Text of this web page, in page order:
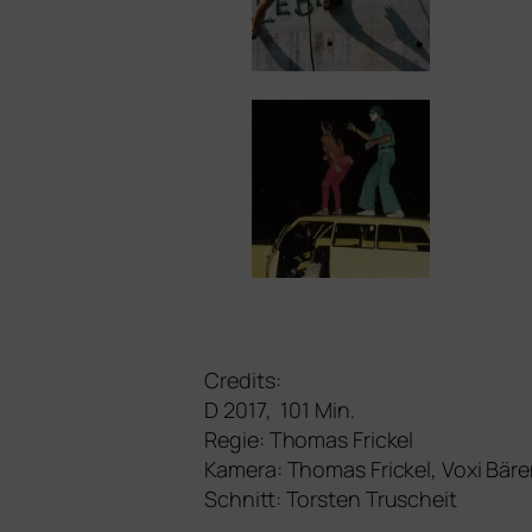
Credits:
D 2017, 101 Min.
Regie: Thomas Frickel
Kamera: Thomas Frickel, Voxi
Schnitt: Torsten Truscheit